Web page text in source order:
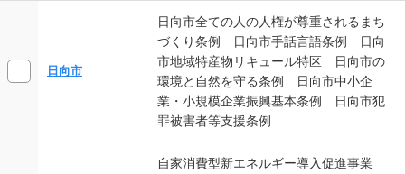
日向市
日向市全ての人の人権が尊重されるまち
づくり条例 日向市手話言語条例 日向
市地域特産物リキュール特区 日向市の
環境と自然を守る条例 日向市中小企
業・小規模企業振興基本条例 日向市犯
罪被害者等支援条例
自家消費型新エネルギー導入促進事業